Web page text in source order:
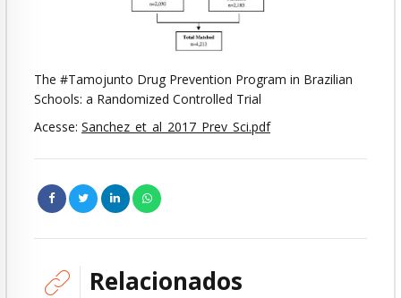
The #Tamojunto Drug Prevention Program in Brazilian
Schools: a Randomized Controlled Trial
Acesse: Sanchez_et_al_2017_Prev_Sci.pdf
Relacionados